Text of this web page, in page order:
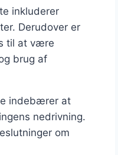
inkluderer
Derudover er
til at være
brug af
indebærer at
nedrivning.
om